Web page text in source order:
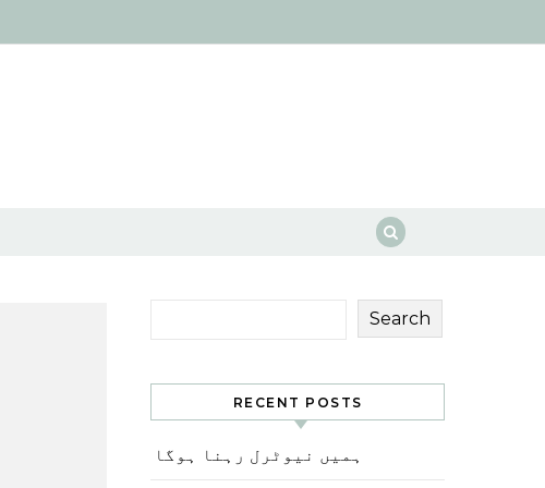
Search
RECENT POSTS
ہمیں نیوٹرل رہنا ہوگا